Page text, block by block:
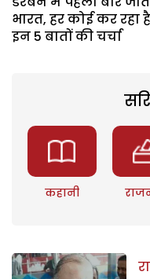
भारत, हर कोई कर रहा है
इन 5 बातों की चर्चा
कहानी